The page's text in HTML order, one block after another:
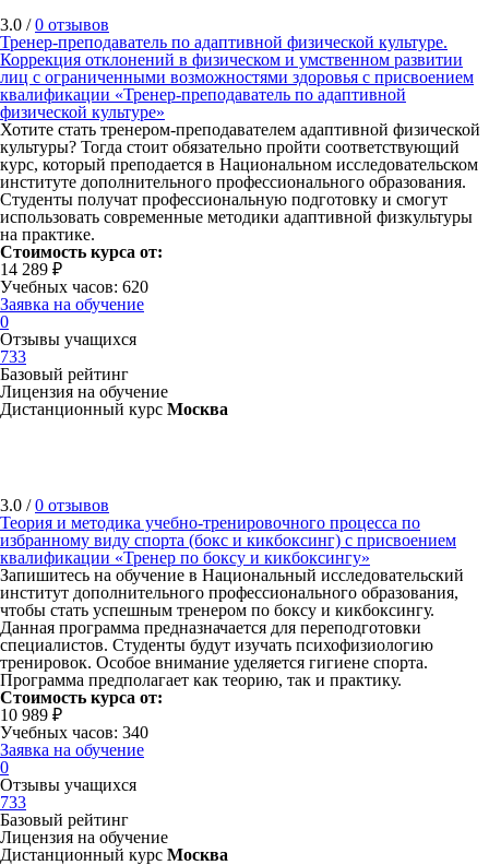
3.0 /0 отзывов
Тренер-преподаватель по адаптивной физической культуре.
Коррекция отклонений в физическом и умственном развитии
лиц с ограниченными возможностями здоровья с присвоением
квалификации «Тренер-преподаватель по адаптивной
физической культуре»
Хотите стать тренером-преподавателем адаптивной физической
культуры? Тогда стоит обязательно пройти соответствующий
курс, который преподается в Национальном исследовательском
институте дополнительного профессионального образования.
Студенты получат профессиональную подготовку и смогут
использовать современные методики адаптивной физкультуры
на практике.
Стоимость курса от:
14 289 ₽
Учебных часов: 620
Заявка на обучение
0
Отзывы учащихся
733
Базовый рейтинг
Лицензия на обучение
Дистанционный курс Москва
3.0 /0 отзывов
Теория и методика учебно-тренировочного процесса по
избранному виду спорта (бокс и кикбоксинг) с присвоением
квалификации «Тренер по боксу и кикбоксингу»
Запишитесь на обучение в Национальный исследовательский
институт дополнительного профессионального образования,
чтобы стать успешным тренером по боксу и кикбоксингу.
Данная программа предназначается для переподготовки
специалистов. Студенты будут изучать психофизиологию
тренировок. Особое внимание уделяется гигиене спорта.
Программа предполагает как теорию, так и практику.
Стоимость курса от:
10 989 ₽
Учебных часов: 340
Заявка на обучение
0
Отзывы учащихся
733
Базовый рейтинг
Лицензия на обучение
Дистанционный курс Москва